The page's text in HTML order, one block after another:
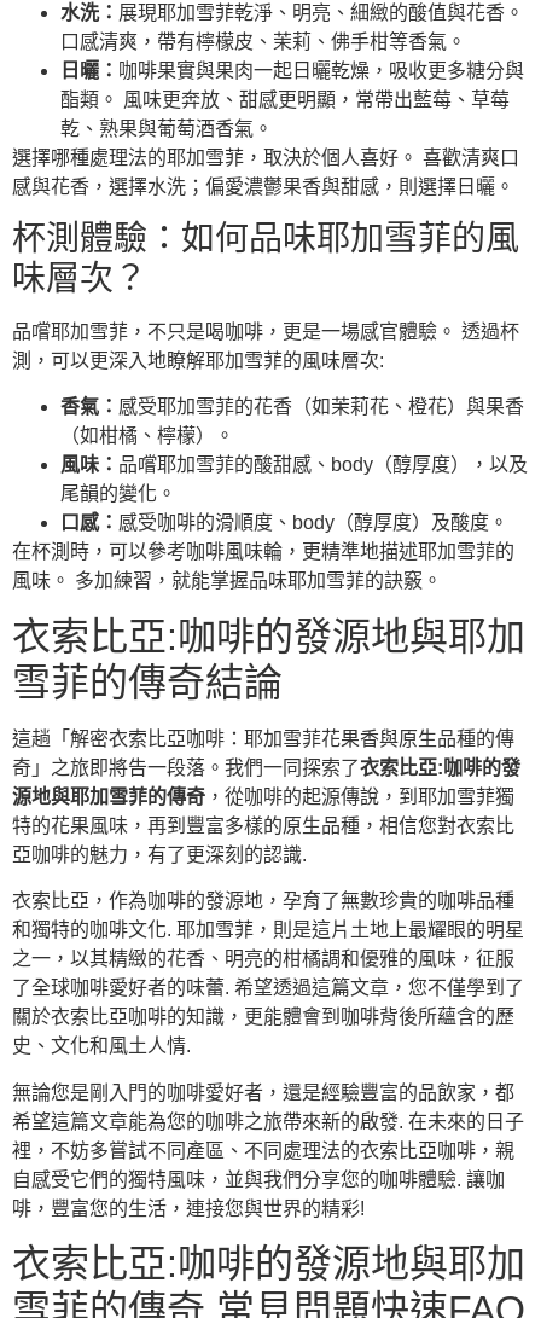
水洗： 展現耶加雪菲乾淨、明亮、細緻的酸值與花香。
口感清爽，帶有檸檬皮、茉莉、佛手柑等香氣。
日曬： 咖啡果實與果肉一起日曬乾燥，吸收更多糖分與
酯類。 風味更奔放、甜感更明顯，常帶出藍莓、草莓
乾、熟果與葡萄酒香氣。
選擇哪種處理法的耶加雪菲，取決於個人喜好。 喜歡清爽口
感與花香，選擇水洗；偏愛濃鬱果香與甜感，則選擇日曬。
杯測體驗：如何品味耶加雪菲的風
味層次？
品嚐耶加雪菲，不只是喝咖啡，更是一場感官體驗。 透過杯
測，可以更深入地瞭解耶加雪菲的風味層次:
香氣： 感受耶加雪菲的花香（如茉莉花、橙花）與果香
（如柑橘、檸檬）。
風味： 品嚐耶加雪菲的酸甜感、body（醇厚度），以及
尾韻的變化。
口感： 感受咖啡的滑順度、body（醇厚度）及酸度。
在杯測時，可以參考咖啡風味輪，更精準地描述耶加雪菲的
風味。 多加練習，就能掌握品味耶加雪菲的訣竅。
衣索比亞:咖啡的發源地與耶加
雪菲的傳奇結論
這趟「解密衣索比亞咖啡：耶加雪菲花果香與原生品種的傳
奇」之旅即將告一段落。我們一同探索了衣索比亞:咖啡的發
源地與耶加雪菲的傳奇 ，從咖啡的起源傳說，到耶加雪菲獨
特的花果風味，再到豐富多樣的原生品種，相信您對衣索比
亞咖啡的魅力，有了更深刻的認識.
衣索比亞，作為咖啡的發源地，孕育了無數珍貴的咖啡品種
和獨特的咖啡文化. 耶加雪菲，則是這片土地上最耀眼的明星
之一，以其精緻的花香、明亮的柑橘調和優雅的風味，征服
了全球咖啡愛好者的味蕾. 希望透過這篇文章，您不僅學到了
關於衣索比亞咖啡的知識，更能體會到咖啡背後所蘊含的歷
史、文化和風土人情.
無論您是剛入門的咖啡愛好者，還是經驗豐富的品飲家，都
希望這篇文章能為您的咖啡之旅帶來新的啟發. 在未來的日子
裡，不妨多嘗試不同產區、不同處理法的衣索比亞咖啡，親
自感受它們的獨特風味，並與我們分享您的咖啡體驗. 讓咖
啡，豐富您的生活，連接您與世界的精彩!
衣索比亞:咖啡的發源地與耶加